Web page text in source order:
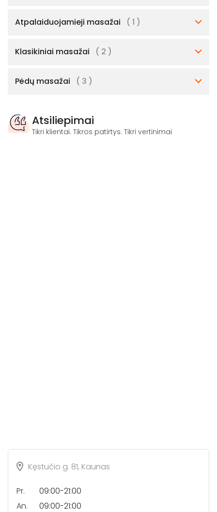
Atpalaiduojamieji masažai ( 1 )
Klasikiniai masažai ( 2 )
Pėdų masažai ( 3 )
Atsiliepimai
Tikri klientai. Tikros patirtys. Tikri vertinimai
Kęstučio g. 81, Kaunas
Pr.
09:00-21:00
An.
09:00-21:00